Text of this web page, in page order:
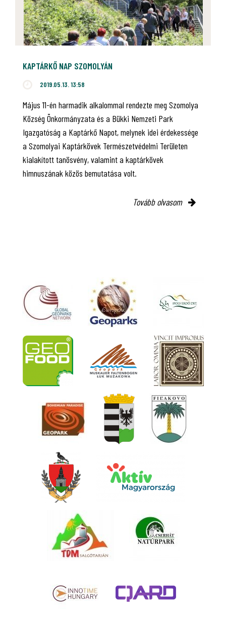
KAPTÁRKŐ NAP SZOMOLYÁN
2019.05.13. 13:58
Május 11-én harmadik alkalommal rendezte meg Szomolya
Község Önkormányzata és a Bükki Nemzeti Park
Igazgatóság a Kaptárkő Napot, melynek idei érdekessége
a Szomolyai Kaptárkövek Természetvédelmi Területen
kialakított tanösvény, valamint a kaptárkövek
himnuszának közös bemutatása volt.
Tovább olvasom